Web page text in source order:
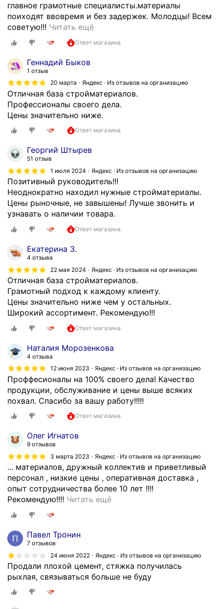
главное грамотные специалисты.материалы
поиходят ввовремя и без задержек. Молодцы! Всем
советую!!! Читать ещёО
н
ы
й
м
г
и
н
!
!
Р
б
ю
с
н
и
м
и
е
е
р
в
ы
й
с
а
м
о
в
н
о
Ответ магазина
Геннадий Быков
1 отзыв
20 марта
Яндекс · Из отзывов на организацию
Отличная база стройматериалов.
Профессионалы своего дела.
Цены значительно ниже.
Ответ магазина
Георгий Штырев
51 отзыв
1 июля 2024
Яндекс · Из отзывов на организацию
Позитивный руководитель!!!
Неоднократно находил нужные стройматериалы.
Цены рыночные, не завышены! Лучше звонить и
узнавать о наличии товара.
Ответ магазина
Екатерина З.
4 отзыва
22 мая 2024
Яндекс · Из отзывов на организацию
Отличная база стройматериалов.
Грамотный подход к каждому клиенту.
Цены значительно ниже чем у остальных.
Широкий ассортимент. Рекомендую!!!
Ответ магазина
Наталия Морозенкова
4 отзыва
12 июня 2023
Яндекс · Из отзывов на организацию
Проффесионалы на 100% своего дела! Качество
продукции, обслуживание и цены выше всяких
похвал. Спасибо за вашу работу!!!!!
Ответ магазина
Олег Игнатов
9 отзывов
3 марта 2023
Яндекс · Из отзывов на организацию
... материалов, дружный коллектив и приветливый
персонал , низкие цены , оперативная доставка ,
опыт сотрудничества более 10 лет !!!!
Рекомендую!!!! Читать ещёО
н
а
я
Павел Тронин
7 отзывов
24 июня 2022
Яндекс · Из отзывов на организацию
Продали плохой цемент, стяжка получилась
рыхлая, связываться больше не буду